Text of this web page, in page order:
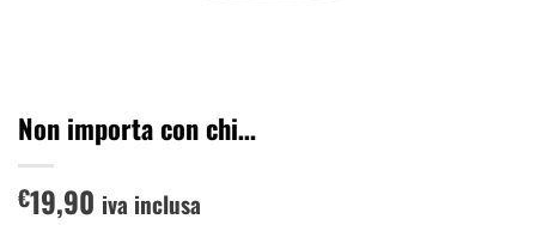
Non importa con chi…
€19,90 iva inclusa